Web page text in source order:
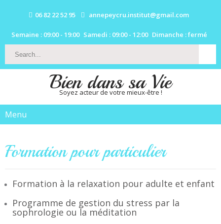
06 82 22 52 95 annepeycru.institut@gmail.com
Semaine : 09:00 - 19:00 Samedi : 09:00 - 12:00 Dimanche : fermé
Bien dans sa Vie
Soyez acteur de votre mieux-être !
Menu
Formation pour particulier
Formation à la relaxation pour adulte et enfant
Programme de gestion du stress par la
sophrologie ou la méditation